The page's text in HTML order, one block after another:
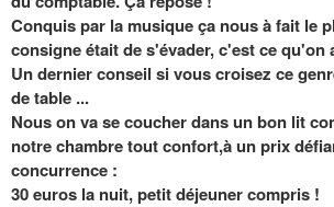
Conquis par la musique ça nous à fait le
consigne était de s'évader, c'est ce qu'on
Un dernier conseil si vous croisez ce
de table ...
Nous on va se coucher dans un bon lit
notre chambre tout confort,à un prix
concurrence :
30 euros la nuit, petit déjeuner compris !